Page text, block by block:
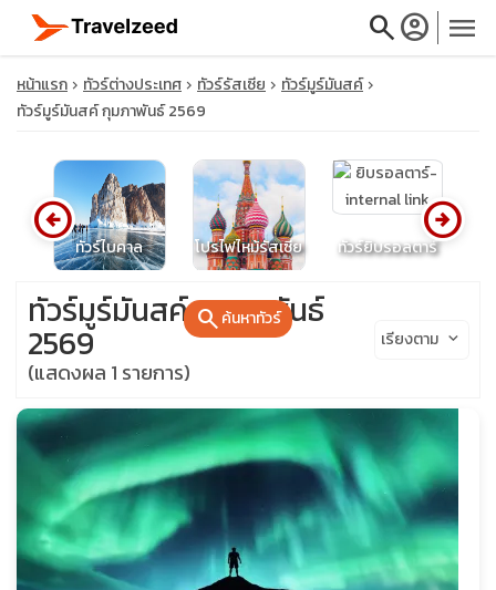
searchaccount_circle menu
close
travel_explore
calendar_month
หน้าแรก ทัวร์ต่างประเทศ ทัวร์รัสเซีย
ทัวร์มูร์มันสค์
ทัวร์มูร์มันสค์ กุมภาพันธ์ 2569
ทัวร์ไบคาล โปรไฟไหม้รัสเซีย ทัวร์ยิบรอลตาร์
arrow_circle_left arrow_circle_right
searchค้นหาทัวร์
ทัวร์มูร์มันสค์ กุมภาพันธ์
2569
(แสดงผล 1 รายการ)
เรียงตาม keyboard_arrow_down